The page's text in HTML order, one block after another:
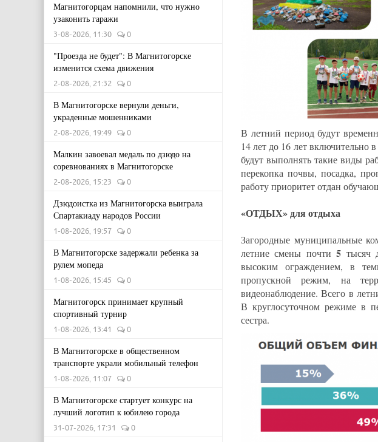
Магнитогорцам напомнили, что нужно
узаконить гаражи
3-08-2026, 11:30 0
"Проезда не будет": В Магнитогорске
изменится схема движения
2-08-2026, 21:32 0
В Магнитогорске вернули деньги,
украденные мошенниками
2-08-2026, 19:49 0
Малкин завоевал медаль по дзюдо на
соревнованиях в Магнитогорске
2-08-2026, 15:23 0
Дзюдоистка из Магнитогорска выиграла
Спартакиаду народов России
1-08-2026, 19:57 0
В Магнитогорске задержали ребенка за
рулем мопеда
1-08-2026, 15:45 0
Магнитогорск принимает крупный
спортивный турнир
1-08-2026, 13:41 0
В Магнитогорске в общественном
транспорте украли мобильный телефон
1-08-2026, 11:07 0
В Магнитогорске стартует конкурс на
лучший логотип к юбилею города
31-07-2026, 17:31 0
В летний период будут
14 лет до 16 лет включительно
будут выполнять такие виды
перекопка почвы, посадка,
работу приоритет отдан
«ОТДЫХ» для отдыха
Загородные муниципальные
летние смены почти5 тысяч
высоким ограждением, в
пропускной режим, на
видеонаблюдение. Всего в
В круглосуточном режиме в
сестра.